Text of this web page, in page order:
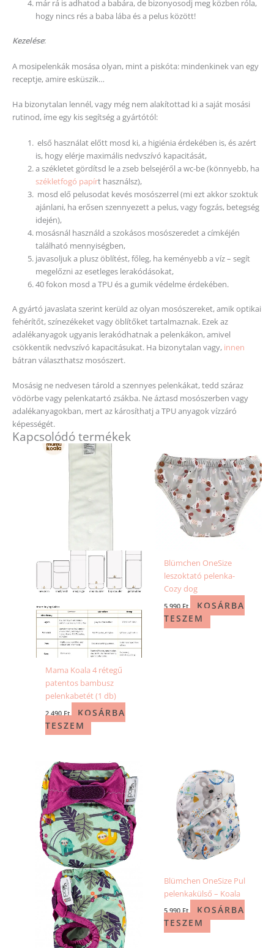
már rá is adhatod a babára, de bizonyosodj meg közben róla,
hogy nincs rés a baba lába és a pelus között!
Kezelése:
A mosipelenkák mosása olyan, mint a piskóta: mindenkinek van egy
receptje, amire esküszik…
Ha bizonytalan lennél, vagy még nem alakítottad ki a saját mosási
rutinod, íme egy kis segítség a gyártótól:
első használat előtt mosd ki, a higiénia érdekében is, és azért
is, hogy elérje maximális nedvszívó kapacitását,
a székletet gördítsd le a zseb belsejéről a wc-be (könnyebb, ha
székletfogó papírt használsz),
mosd elő pelusodat kevés mosószerrel (mi ezt akkor szoktuk
ajánlani, ha erősen szennyezett a pelus, vagy fogzás, betegség
idején),
mosásnál használd a szokásos mosószeredet a címkéjén
található mennyiségben,
javasoljuk a plusz öblítést, főleg, ha keményebb a víz – segít
megelőzni az esetleges lerakódásokat,
40 fokon mosd a TPU és a gumik védelme érdekében.
A gyártó javaslata szerint kerüld az olyan mosószereket, amik optikai
fehérítőt, színezékeket vagy öblítőket tartalmaznak. Ezek az
adalékanyagok ugyanis lerakódhatnak a pelenkákon, amivel
csökkentik nedvszívó kapacitásukat. Ha bizonytalan vagy, innen
bátran választhatsz mosószert.
Mosásig ne nedvesen tárold a szennyes pelenkákat, tedd száraz
vödörbe vagy pelenkatartó zsákba. Ne áztasd mosószerben vagy
adalékanyagokban, mert az károsíthatj a TPU anyagok vízzáró
képességét.
Kapcsolódó termékek
Mama Koala 4 rétegű
patentos bambusz
pelenkabetét (1 db)
2 490 Ft
KOSÁRBA
TESZEM
Blümchen OneSize
leszoktató pelenka-
Cozy dog
5 990 Ft
KOSÁRBA
TESZEM
Blümchen OneSize Pul
pelenkakülső – Koala
5 990Ft
KOSÁRBA
TESZEM